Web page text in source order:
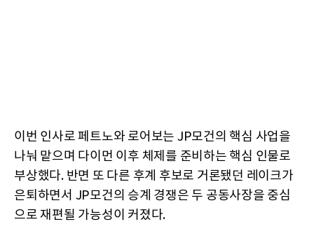
이번 인사로 페트노와 로어보는 JP모건의 핵심 사업을
나눠 맡으며 다이먼 이후 체제를 준비하는 핵심 인물로
부상했다. 반면 또 다른 후계 후보로 거론됐던 레이크가
은퇴하면서 JP모건의 승계 경쟁은 두 공동사장을 중심
으로 재편될 가능성이 커졌다.